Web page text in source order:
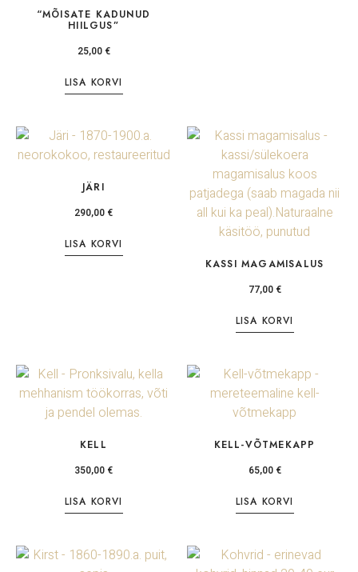
“MÕISATE KADUNUD
HIILGUS”
25,00 €
LISA KORVI
JÄRI
290,00 €
LISA KORVI
KASSI MAGAMISALUS
77,00 €
LISA KORVI
KELL
350,00 €
LISA KORVI
KELL-VÕTMEKAPP
65,00 €
LISA KORVI